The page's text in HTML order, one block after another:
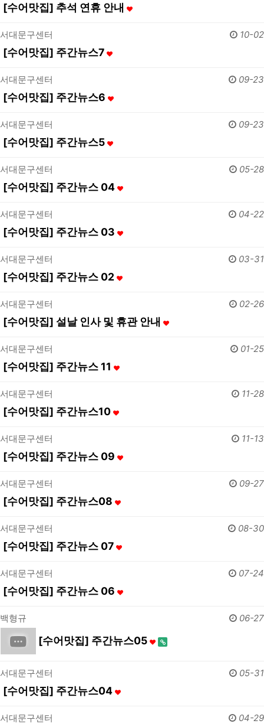
[수어맛집] 추석 연휴 안내
서대문구센터 10-02
[수어맛집] 주간뉴스7
서대문구센터 09-23
[수어맛집] 주간뉴스6
서대문구센터 09-23
[수어맛집] 주간뉴스5
서대문구센터 05-28
[수어맛집] 주간뉴스 04
서대문구센터 04-22
[수어맛집] 주간뉴스 03
서대문구센터 03-31
[수어맛집] 주간뉴스 02
서대문구센터 02-26
[수어맛집] 설날 인사 및 휴관 안내
서대문구센터 01-25
[수어맛집] 주간뉴스 11
서대문구센터 11-28
[수어맛집] 주간뉴스10
서대문구센터 11-13
[수어맛집] 주간뉴스 09
서대문구센터 09-27
[수어맛집] 주간뉴스08
서대문구센터 08-30
[수어맛집] 주간뉴스 07
서대문구센터 07-24
[수어맛집] 주간뉴스 06
백형규 06-27
[수어맛집] 주간뉴스05
서대문구센터 05-31
[수어맛집] 주간뉴스04
서대문구센터 04-29